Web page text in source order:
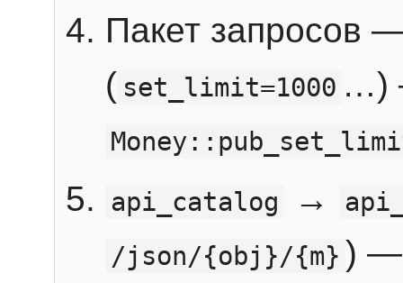
Пакет запросов
( set_limit=1000 …)
api_catalog
→
/json/{obj}/{m} ) —